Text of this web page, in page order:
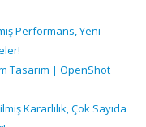
Performans, Yeni
Tasarım | OpenShot
Kararlılık, Çok Sayıda